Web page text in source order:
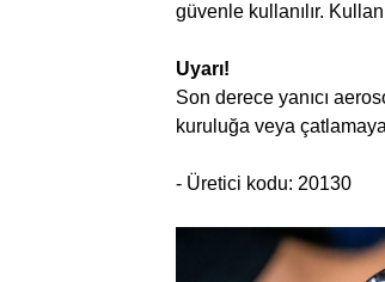
güvenle kullanılır.
Uyarı!
Son derece yanıcı
kuruluğa veya
- Üretici kodu: 20130